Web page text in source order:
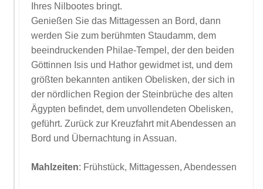
Ihres Nilbootes bringt.
Genießen Sie das Mittagessen an Bord, dann
werden Sie zum berühmten Staudamm, dem
beeindruckenden Philae-Tempel, der den beiden
Göttinnen Isis und Hathor gewidmet ist, und dem
größten bekannten antiken Obelisken, der sich in
der nördlichen Region der Steinbrüche des alten
Ägypten befindet, dem unvollendeten Obelisken,
geführt. Zurück zur Kreuzfahrt mit Abendessen an
Bord und Übernachtung in Assuan.
Mahlzeiten: Frühstück, Mittagessen, Abendessen